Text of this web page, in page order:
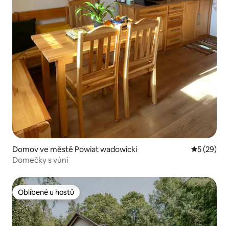
Domov ve městě Powiat wadowicki Průměrné
5 (29)
Domečky s vůní
Oblíbené u hostů
Oblíbené u hostů